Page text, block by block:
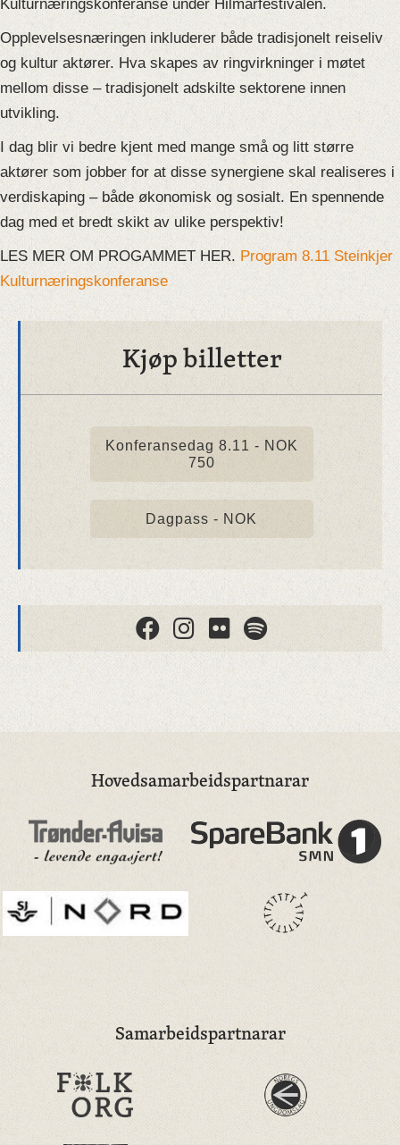
Kulturnæringskonferanse under Hilmarfestivalen.
Opplevelsesnæringen inkluderer både tradisjonelt reiseliv
og kultur aktører. Hva skapes av ringvirkninger i møtet
mellom disse – tradisjonelt adskilte sektorene innen
utvikling.
I dag blir vi bedre kjent med mange små og litt større
aktører som jobber for at disse synergiene skal realiseres i
verdiskaping – både økonomisk og sosialt. En spennende
dag med et bredt skikt av ulike perspektiv!
LES MER OM PROGAMMET HER. Program 8.11 Steinkjer
Kulturnæringskonferanse
Kjøp billetter
Konferansedag 8.11 - NOK
750
Dagpass - NOK
Hovedsamarbeidspartnarar
Samarbeidspartnarar